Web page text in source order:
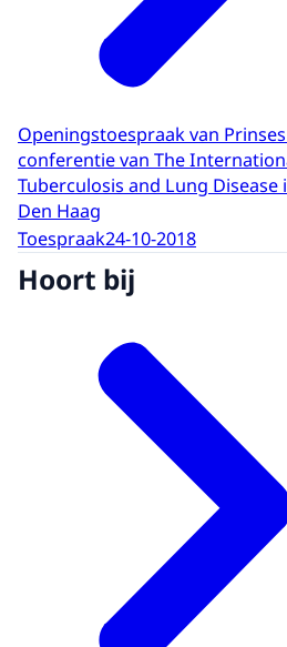
Openingstoespraak van
conferentie van The
Tuberculosis and Lung
Den Haag
Toespraak24-10-2018
Hoort bij